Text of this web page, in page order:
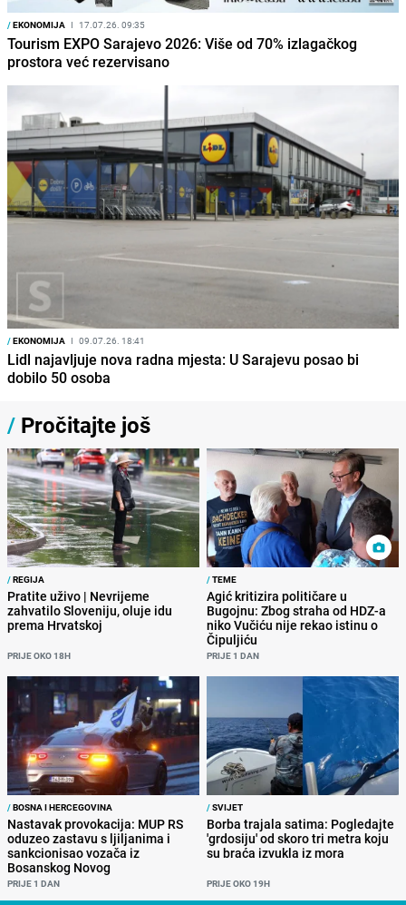
/EKONOMIJA I 17.07.26. 09:35
Tourism EXPO Sarajevo 2026: Više od 70% izlagačkog
prostora već rezervisano
/EKONOMIJA I 09.07.26. 18:41
Lidl najavljuje nova radna mjesta: U Sarajevu posao bi
dobilo 50 osoba
/ Pročitajte još
/REGIJA
Pratite uživo | Nevrijeme
zahvatilo Sloveniju, oluje idu
prema Hrvatskoj
PRIJE OKO 18H
/TEME
Agić kritizira političare u
Bugojnu: Zbog straha od HDZ-a
niko Vučiću nije rekao istinu o
Čipuljiću
PRIJE 1 DAN
/BOSNA I HERCEGOVINA
Nastavak provokacija: MUP RS
oduzeo zastavu s ljiljanima i
sankcionisao vozača iz
Bosanskog Novog
PRIJE 1 DAN
/SVIJET
Borba trajala satima: Pogledajte
'grdosiju' od skoro tri metra koju
su braća izvukla iz mora
PRIJE OKO 19H